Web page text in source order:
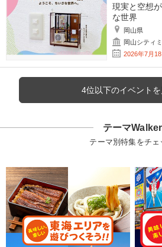
現実と空想
な世界
岡山県
岡山シティ
2026年7月
4位以下のイベントを
テーマWalker
テーマ別特集をチェ